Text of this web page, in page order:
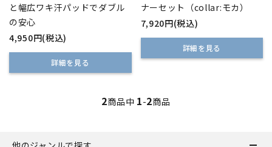
と幅広ワキ汗パッドでダブル
の安心
4,950円(税込)
詳細を見る
ナーセット（collar:モカ）
7,920円(税込)
詳細を見る
2商品中 1-2商品